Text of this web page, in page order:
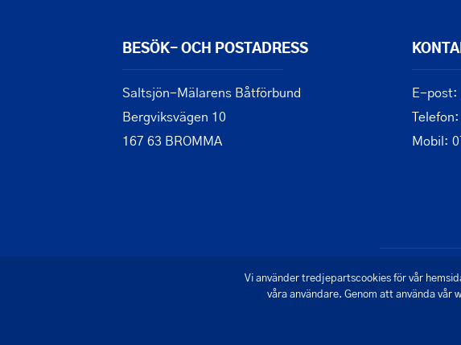
BESÖK- OCH POSTADRESS
Saltsjön-Mälarens Båtförbund
Bergviksvägen 10
167 63 BROMMA
E-post:
Mobil:
©
Vi använder tredjepartscookies för vår
våra användare. Genom att använda vår